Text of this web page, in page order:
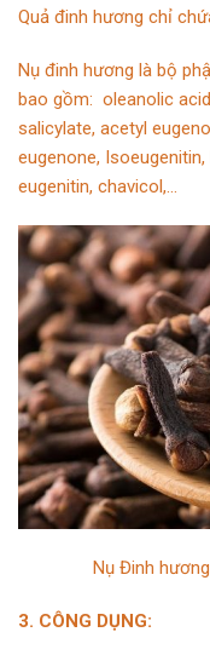
Quả đinh hương chỉ
Nụ đinh hương là bộ
bao gồm: oleanolic
salicylate, acetyl
eugenone,
eugenitin, chavicol,…
Nụ Đinh
3. CÔNG DỤNG: